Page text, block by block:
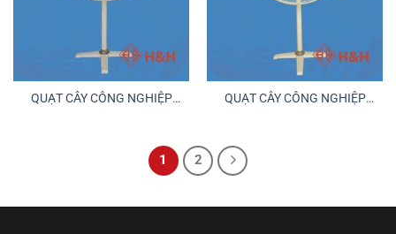
QUẠT CÂY CÔNG NGHIỆP
QUẠT CÂY CÔNG NGHIỆP
1 2